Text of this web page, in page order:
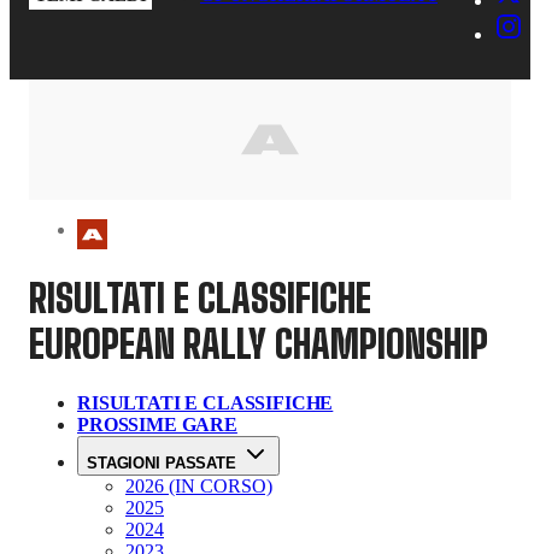
RISULTATI E CLASSIFICHE
EUROPEAN RALLY CHAMPIONSHIP
RISULTATI E CLASSIFICHE
PROSSIME GARE
STAGIONI PASSATE
2026 (IN CORSO)
2025
2024